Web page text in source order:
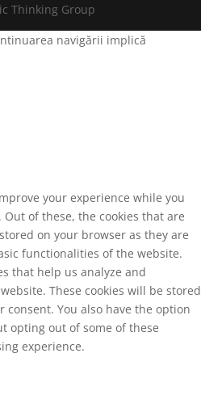
Thinking Group
navigării implică
your experience while you
of these, the cookies that are
on your browser as they are
functionalities of the website.
that help us analyze and
These cookies will be stored
You also have the option
opting out of some of these
experience.